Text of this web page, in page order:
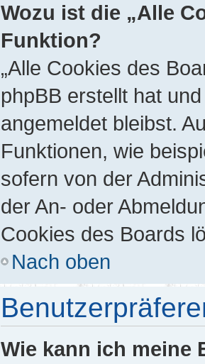
Wozu ist die „Alle
Funktion?
„Alle Cookies des
phpBB erstellt hat
angemeldet bleibst.
Funktionen, wie
sofern von der
der An- oder
Cookies des Boards
Nach oben
Wie kann ich meine